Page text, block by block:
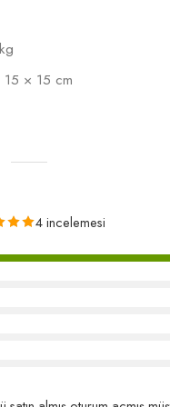
15 × 15 cm
4 incelemesi